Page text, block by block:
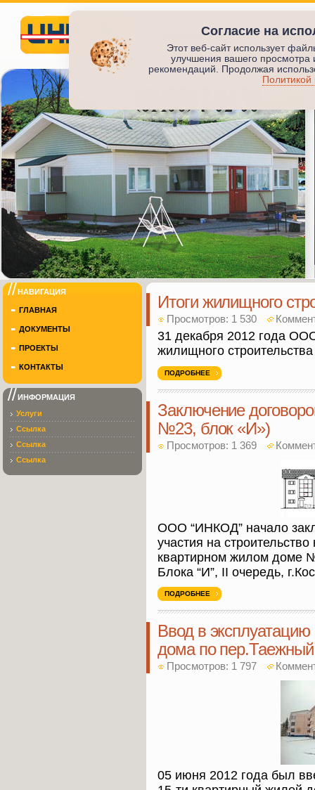
Инкод
СТРОИТЕЛЬСТВО ЖИЛЬЯ
ИНКОД
Итоги жилищного
Просмотров: 1 530
31 декабря 2012 года
жилищного
ПОДРОБНЕЕ
Заключение
№23, блок «И»)
Просмотров: 1 369
ООО “ИНКОД” начало
участия на
квартирном жилом доме
Блока “И”, II очередь,
ПОДРОБНЕЕ
Ввод в эксплуатацию
дома по
Просмотров: 1 797
05 июня 2012 года был
НАВИГАЦИЯ
ГЛАВНАЯ
ДОКУМЕНТЫ
ПРОЕКТЫ
КОНТАКТЫ
ИНФОРМАЦИЯ
Услуги
Ссылка
Ссылка
Ссылка
Согласие на
Этот веб-сайт использует
улучшения вашего просмотра
рекомендаций. Продолжая